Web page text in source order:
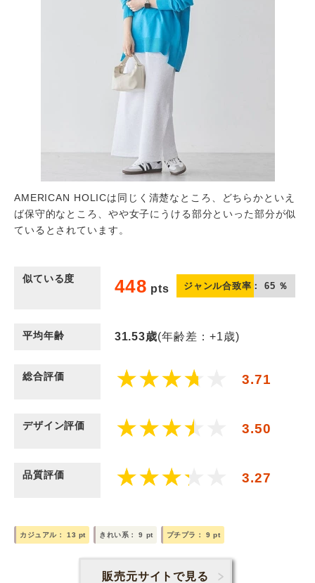
AMERICAN HOLICは同じく清楚なところ、どちらかといえ
ば保守的なところ、やや女子にうける部分といった部分が似
ているとされています。
似ている度 448 pts ジャンル合致率： 65 ％
平均年齢 31.53歳(年齢差：+1歳)
総合評価 3.71
デザイン評価 3.50
品質評価 3.27
カジュアル：13 pt きれい系：9 pt プチプラ：9pt
販売元サイトで見る